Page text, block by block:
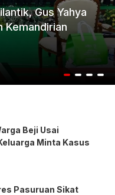
Jatim Hasilkan
Beji Usai
Minta Kasus
Pasuruan Sikat